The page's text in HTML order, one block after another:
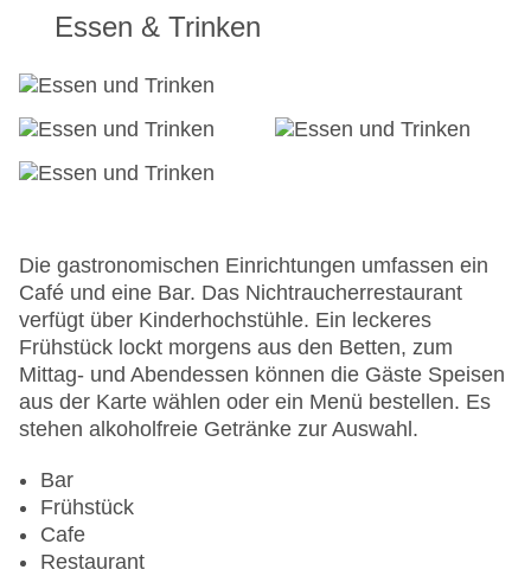
Garage
Garten: ohne Gebühr
Hotelsafe
WLAN/WiFi im Hotel
Lift
Gesamtanzahl der Stockwerke: 8
Gesamtanzahl der Zimmer: 193
Pools:Kinderbecken, Outdoor Pool,
Sonnenschirme am Pool, Liegen am Pool: gegen
Gebühr
Zahlungsarten: Mastercard, Visa
Landeskategorie: 3 Sterne
Essen & Trinken
Die gastronomischen Einrichtungen umfassen ein
Café und eine Bar. Das Nichtraucherrestaurant
verfügt über Kinderhochstühle. Ein leckeres
Frühstück lockt morgens aus den Betten, zum
Mittag- und Abendessen können die Gäste Speisen
aus der Karte wählen oder ein Menü bestellen. Es
stehen alkoholfreie Getränke zur Auswahl.
Bar
Frühstück
Cafe
Restaurant